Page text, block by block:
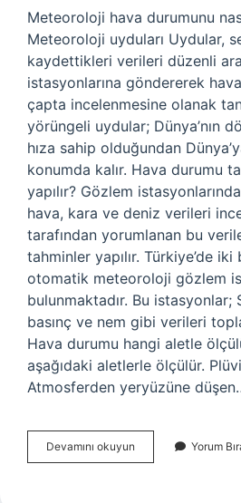
Meteoroloji hava durumunu
Meteoroloji uyduları Uydular,
kaydettikleri verileri düzenli
istasyonlarına göndererek
çapta incelenmesine olanak
yörüngeli uydular; Dünya’nın
hıza sahip olduğundan
konumda kalır. Hava durumu
yapılır? Gözlem
hava, kara ve deniz verileri
tarafından yorumlanan bu
tahminler yapılır. Türkiye’de
otomatik meteoroloji gözlem
bulunmaktadır. Bu istasyonlar;
basınç ve nem gibi verileri
Hava durumu hangi aletle
aşağıdaki aletlerle ölçülür.
Atmosferden yeryüzüne
Devamını okuyun
Durumu
Yorum